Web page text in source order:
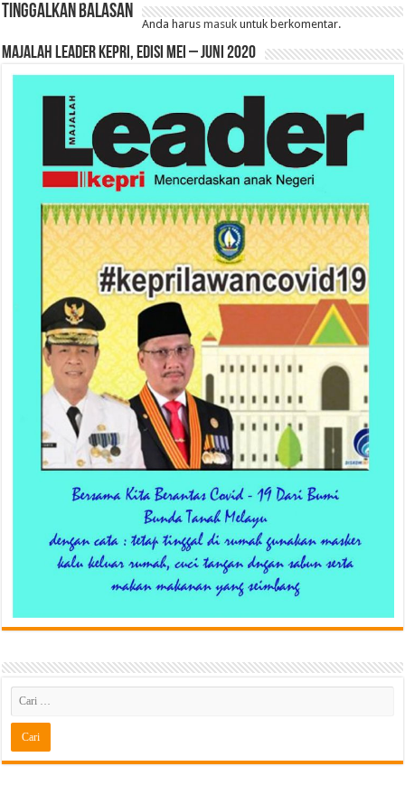
Tinggalkan Balasan
Anda harusmasuk untuk berkomentar.
MAJALAH LEADER KEPRI, EDISI MEI – JUNI 2020